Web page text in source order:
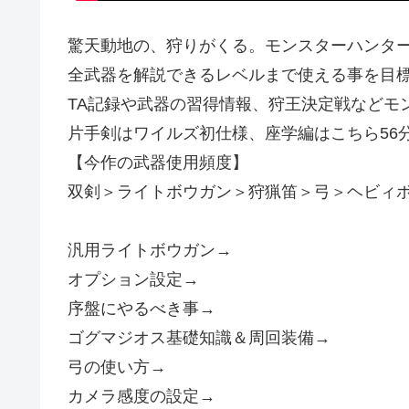
驚天動地の、狩りがくる。モンスターハンタ
全武器を解説できるレベルまで使える事を目
TA記録や武器の習得情報、狩王決定戦など
片手剣はワイルズ初仕様、座学編はこちら56
【今作の武器使用頻度】
双剣＞ライトボウガン＞狩猟笛＞弓＞ヘビィ
汎用ライトボウガン→
オプション設定→
序盤にやるべき事→
ゴグマジオス基礎知識＆周回装備→
弓の使い方→
カメラ感度の設定→